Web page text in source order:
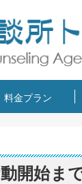
料金プラン
開始ま